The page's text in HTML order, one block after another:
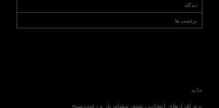
دیدگاه
برچسب ها
خانه
نرم افزارهای انتخاب رشته، مشاوریار و رغبت‌سنج